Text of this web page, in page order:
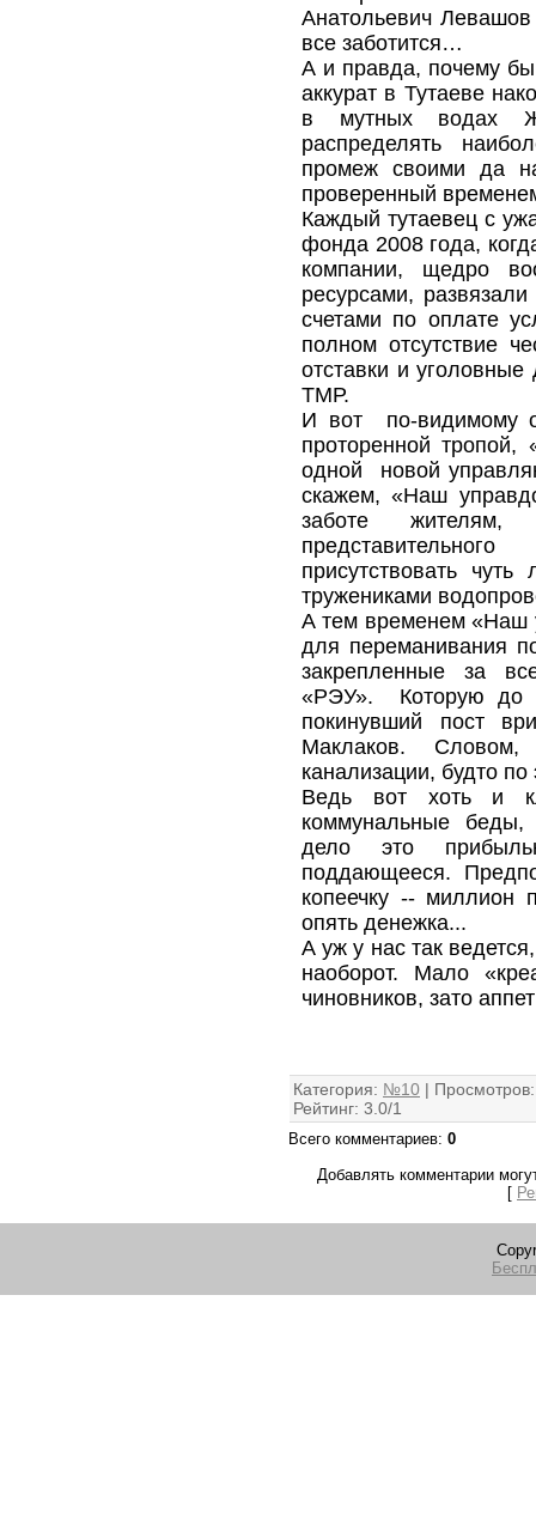
Анатольевич
все заботится…
А и правда, почему бы
аккурат в Тутаеве
в мутных водах
распределять
промеж своими да
проверенный
Каждый тутаевец с
фонда 2008 года,
компании, щедро
ресурсами,
счетами по оплате
полном отсутствие
отставки и
ТМР.
И вот по-видимому
проторенной
одной новой
скажем, «Наш
заботе жителям,
присутствовать
тружениками
А тем временем «Наш
для переманивания
закрепленные за
«РЭУ». Которую до
покинувший пост
Маклаков.
канализации, будто
Ведь вот хоть и
коммунальные
дело это
поддающееся.
копеечку -- миллион
опять денежка...
А уж у нас так
наоборот. Мало
чиновников, зато
Категория: №10 | Просмотров:
Рейтинг: 3.0/1
Всего комментариев: 0
Добавлять комментарии
[